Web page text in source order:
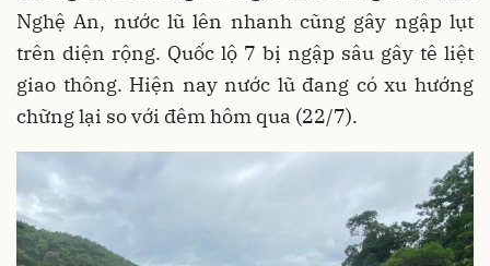
Nghệ An, nước lũ lên nhanh cũng gây ngập lụt
trên diện rộng. Quốc lộ 7 bị ngập sâu gây tê liệt
giao thông. Hiện nay nước lũ đang có xu hướng
chững lại so với đêm hôm qua (22/7).